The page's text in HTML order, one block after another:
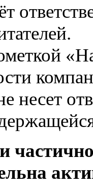
несет